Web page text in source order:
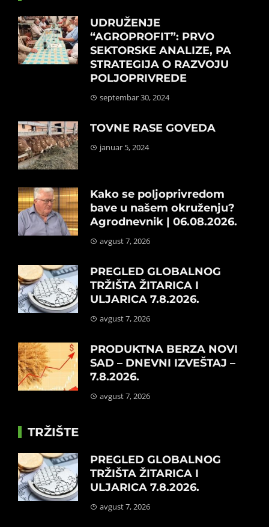
UDRUŽENJE
“AGROPROFIT”: PRVO
SEKTORSKE ANALIZE, PA
STRATEGIJA O RAZVOJU
POLJOPRIVREDE
septembar 30, 2024
TOVNE RASE GOVEDA
januar 5, 2024
Kako se poljoprivredom
bave u našem okruženju?
Agrodnevnik | 06.08.2026.
avgust 7, 2026
PREGLED GLOBALNOG
TRŽIŠTA ŽITARICA I
ULJARICA 7.8.2026.
avgust 7, 2026
PRODUKTNA BERZA NOVI
SAD – DNEVNI IZVEŠTAJ –
7.8.2026.
avgust 7, 2026
TRŽIŠTE
PREGLED GLOBALNOG
TRŽIŠTA ŽITARICA I
ULJARICA 7.8.2026.
avgust 7, 2026